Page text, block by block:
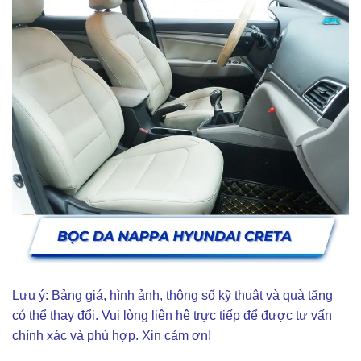
Lưu ý: Bảng giá, hình ảnh, thông số kỹ thuật và quà tặng
có thể thay đổi. Vui lòng liên hê trực tiếp để được tư vấn
chính xác và phù hợp. Xin cảm ơn!